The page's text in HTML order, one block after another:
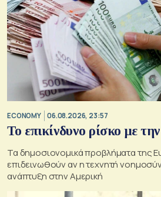
ECONOMY 06.08.2026, 23:57
Το επικίνδυνο ρίσκο με
Τα δημοσιονομικά προβλήματα της
επιδεινωθούν αν η τεχνητή
ανάπτυξη στην Αμερική